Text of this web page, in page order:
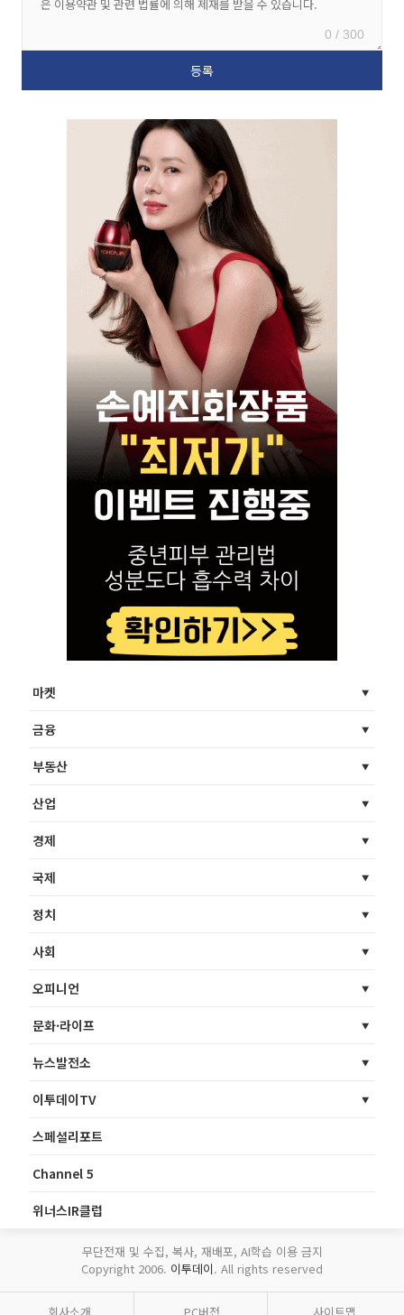
0 / 300
마켓
금융
부동산
산업
경제
국제
정치
사회
오피니언
문화·라이프
뉴스발전소
이투데이TV
스페셜리포트
Channel 5
위너스IR클럽
무단전재 및 수집, 복사, 재배포, AI학습 이용 금지
Copyright 2006. 이투데이. All rights reserved